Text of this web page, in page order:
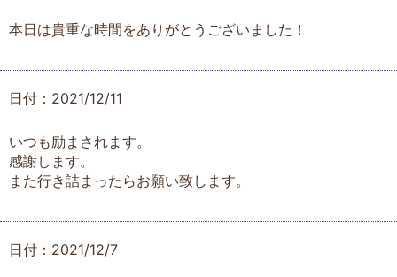
本日は貴重な時間をありがとうございました！
日付：2021/12/11
いつも励まされます。
感謝します。
また行き詰まったらお願い致します。
日付：2021/12/7